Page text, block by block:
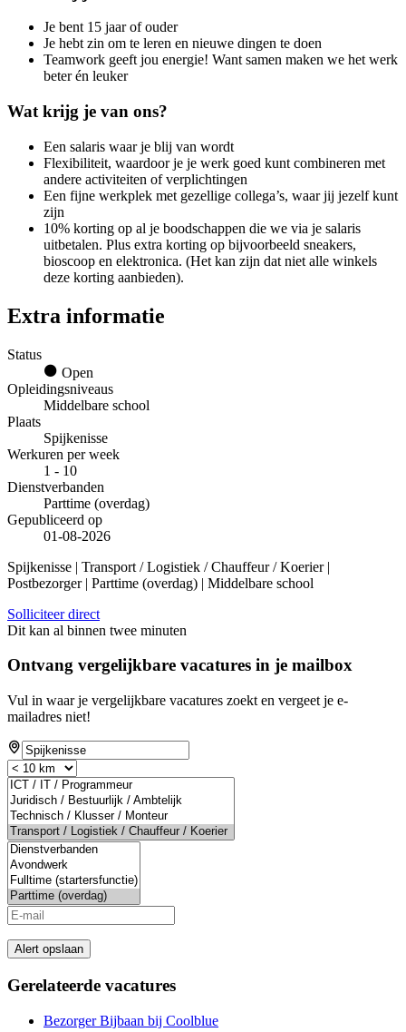
Je bent 15 jaar of ouder
Je hebt zin om te leren en nieuwe dingen te doen
Teamwork geeft jou energie! Want samen maken we het werk
beter én leuker
Wat krijg je van ons?
Een salaris waar je blij van wordt
Flexibiliteit, waardoor je je werk goed kunt combineren met
andere activiteiten of verplichtingen
Een fijne werkplek met gezellige collega’s, waar jij jezelf kunt
zijn
10% korting op al je boodschappen die we via je salaris
uitbetalen. Plus extra korting op bijvoorbeeld sneakers,
bioscoop en elektronica. (Het kan zijn dat niet alle winkels
deze korting aanbieden).
Extra informatie
Status
Open
Opleidingsniveaus
Middelbare school
Plaats
Spijkenisse
Werkuren per week
1 - 10
Dienstverbanden
Parttime (overdag)
Gepubliceerd op
01-08-2026
Spijkenisse | Transport / Logistiek / Chauffeur / Koerier |
Postbezorger | Parttime (overdag) | Middelbare school
Solliciteer direct
Dit kan al binnen twee minuten
Ontvang vergelijkbare vacatures in je mailbox
Vul in waar je vergelijkbare vacatures zoekt en vergeet je e-
mailadres niet!
Alert opslaan
Gerelateerde vacatures
Bezorger Bijbaan bij Coolblue